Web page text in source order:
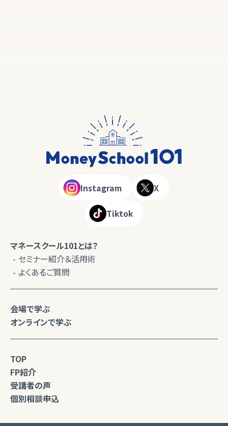
Instagram X
Tiktok
マネースクール101とは？
セミナー紹介＆活用術
よくあるご質問
会場で学ぶ
オンラインで学ぶ
TOP
FP紹介
受講者の声
個別相談申込